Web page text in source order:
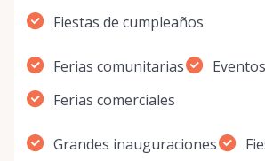
Fiestas de cumpleaños
Ferias comunitarias
Ferias comerciales
Grandes inauguraciones